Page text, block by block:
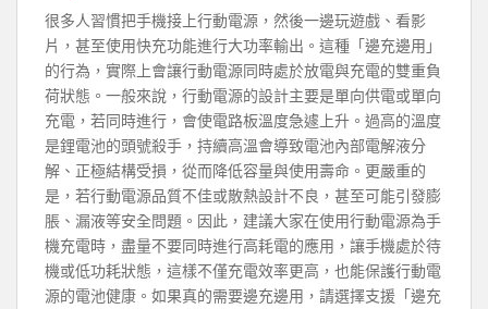
很多人習慣把手機接上行動電源，然後一邊玩遊戲、看影
片，甚至使用快充功能進行大功率輸出。這種「邊充邊用」
的行為，實際上會讓行動電源同時處於放電與充電的雙重負
荷狀態。一般來說，行動電源的設計主要是單向供電或單向
充電，若同時進行，會使電路板溫度急遽上升。過高的溫度
是鋰電池的頭號殺手，持續高溫會導致電池內部電解液分
解、正極結構受損，從而降低容量與使用壽命。更嚴重的
是，若行動電源品質不佳或散熱設計不良，甚至可能引發膨
脹、漏液等安全問題。因此，建議大家在使用行動電源為手
機充電時，盡量不要同時進行高耗電的應用，讓手機處於待
機或低功耗狀態，這樣不僅充電效率更高，也能保護行動電
源的電池健康。如果真的需要邊充邊用，請選擇支援「邊充